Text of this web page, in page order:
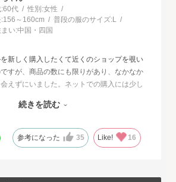
:60代 性別:女性
156～160cm 普段の服のサイズ:L
まい:中国・四国
新しく購入したくて近くのショップを覗い
すが、商品の数にも限りがあり、なかなか
えずにいました。ネットでの購入には少し
。最初に注文したものはイメージと違って
も大満足、これから長く自信をもって着用し
続きを読む
参考になった 35 Like! 16